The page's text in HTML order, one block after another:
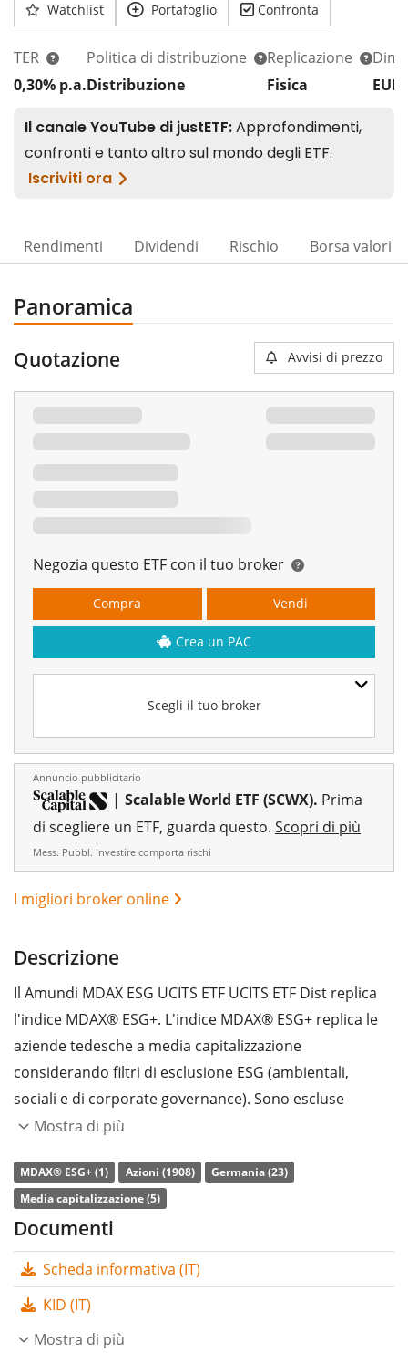
Watchlist Portafoglio Confronta
TER
0,30% p.a.
Politica di distribuzione
Distribuzione
Replicazione
Fisica
Rendimenti Dividendi Rischio Borsa valori
Panoramica
Quotazione Avvisi di prezzo
Negozia questo ETF con il tuo broker
Scegli il tuo broker
Compra Vendi
Crea un PAC
Annuncio pubblicitario
| Scalable World ETF (SCWX). Prima
di scegliere un ETF, guarda questo. Scopri di più
Mess. Pubbl. Investire comporta rischi
I migliori broker online
Descrizione
Il Amundi MDAX ESG UCITS ETF UCITS ETF Dist replica
l'indice MDAX® ESG+. L'indice MDAX® ESG+ replica le
aziende tedesche a media capitalizzazione
considerando filtri di esclusione ESG (ambientali,
sociali e di corporate governance). Sono escluse
aziende che si occupano di armi, armamenti, tabacco,
nucleare e aziende che violano i principi del Global
Compact delle Nazioni Unite. L'indice di riferimento è il
MDAX®. Le aziende escluse non vengono sostituite.
L’indice dispesa complessiva
0,30% annuo
Mostra di più
MDAX® ESG+ (1) Azioni (1908)
Germania (23)
Media capitalizzazione (5)
Documenti
Scheda informativa (IT)
KID (IT)
Mostra di più